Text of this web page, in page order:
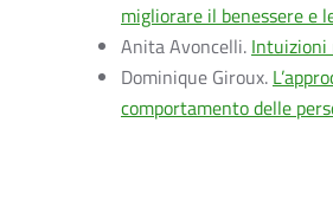
migliorare il benessere e
Anita Avoncelli. Intuizioni
Dominique Giroux.
comportamento delle